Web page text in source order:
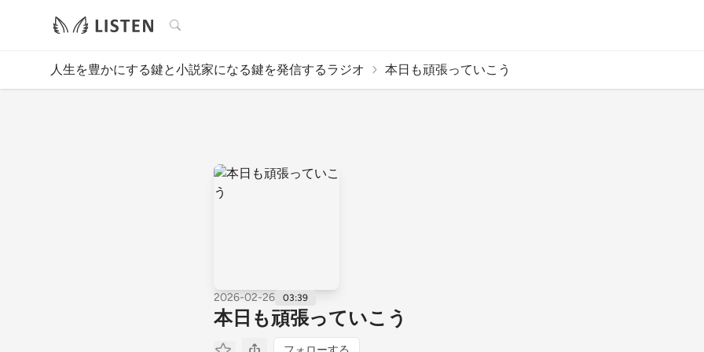
検索
人生を豊かにする鍵と小説家になる鍵を発信するラジオ 本日も頑張っていこう
2026-02-26 03:39
本日も頑張っていこう